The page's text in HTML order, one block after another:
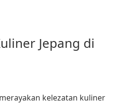
Jepang di
kelezatan kuliner